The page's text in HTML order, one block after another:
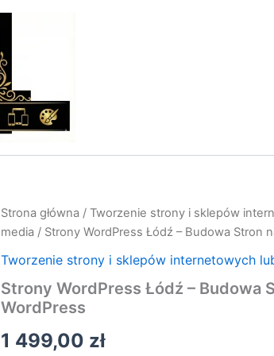
Strona główna / Tworzenie strony i sklepów
media / Strony WordPress Łódź – Budowa Stron
Tworzenie strony i sklepów internetowych
Strony WordPress Łódź – Budowa
WordPress
1 499,00 zł
ilość
Strony
WordPress
Łódź
Budowa
Stron
Platformie
WordPress